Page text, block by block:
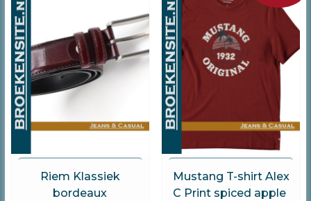
kan
gekozen
worden
productpagina
kan
E-Belt
Riem Klassiek
bordeaux
Mustang
Mustang T-shirt Alex
C Print spiced apple